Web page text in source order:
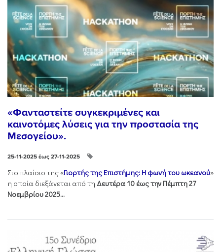
«Φανταστείτε συγκεκριμένες και
καινοτόμες λύσεις για την προστασία της
Μεσογείου».
25-11-2025 έως 27-11-2025
Στo πλαίσιo της «Γιορτής της Επιστήμης: Η φωνή του ωκεανού»
η οποία διεξάγεται από τη Δευτέρα 10 έως την Πέμπτη 27
Νοεμβρίου 2025...